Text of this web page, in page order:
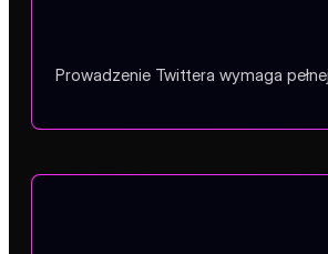
Prowadzenie Twittera wymaga